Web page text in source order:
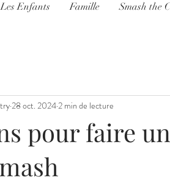
Les Enfants Famille Smash the
pour faire
28 oct. 2024 2 min de lecture